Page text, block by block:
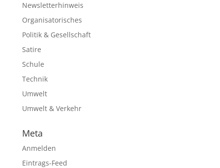
Newsletterhinweis
Organisatorisches
Politik & Gesellschaft
Satire
Schule
Technik
Umwelt
Umwelt & Verkehr
Meta
Anmelden
Eintrags-Feed